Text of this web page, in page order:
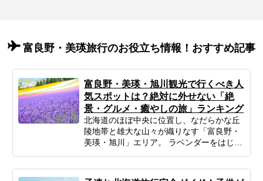
富良野・美瑛旅行のお役立ち情報！おすすめ記事
富良野・美瑛・旭川観光で行くべき人
気スポットは？絶対に外せない「絶
景・グルメ・癒やしの旅」ランキング
北海道のほぼ中央に位置し、なだらかな丘
陵地帯と雄大な山々が織りなす「富良野・
美瑛・旭川」エリア。 ラベンダーをはじめ
絶品グルメは、忙しい日常を忘れて深呼吸